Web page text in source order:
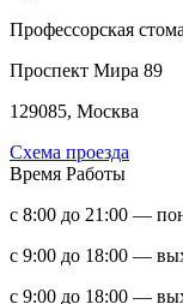
Профессорская
Проспект Мира 89
129085, Москва
Схема проезда
Время Работы
с 8:00 до 21:00 —
с 9:00 до 18:00 —
с 9:00 до 18:00 —